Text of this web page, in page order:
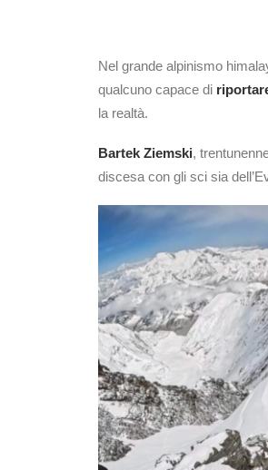
Nel grande alpinismo
qualcuno capace di
la realtà.
Bartek Ziemski,
discesa con gli sci sia